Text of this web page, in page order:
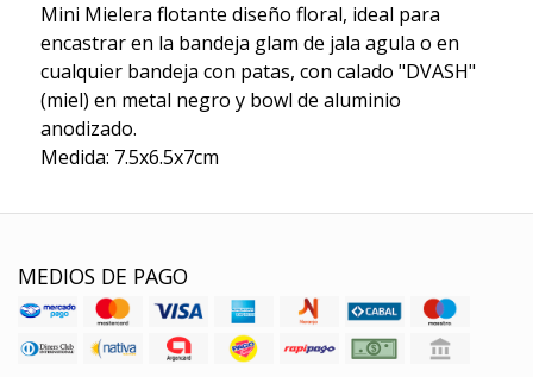
Mini Mielera flotante diseño floral, ideal para
encastrar en la bandeja glam de jala agula o en
cualquier bandeja con patas, con calado "DVASH"
(miel) en metal negro y bowl de aluminio
anodizado.
Medida: 7.5x6.5x7cm
MEDIOS DE PAGO